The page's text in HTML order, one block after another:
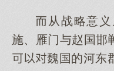
从战略意
施、雁门与赵国邯
魏国的河东